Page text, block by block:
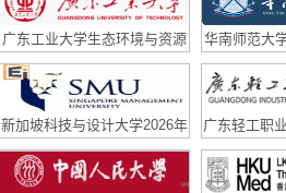
广东工业大学生态环境与资源
学院国家优青课题组诚聘博士
后
华南师范大
队长期招聘
新加坡科技与设计大学2026年
招聘
广东轻工职
高层次、急